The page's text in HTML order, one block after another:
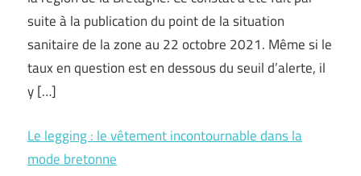
suite à la publication du point de la situation
sanitaire de la zone au 22 octobre 2021. Même si le
taux en question est en dessous du seuil d’alerte, il
y […]
Le legging : le vêtement incontournable dans la
mode bretonne